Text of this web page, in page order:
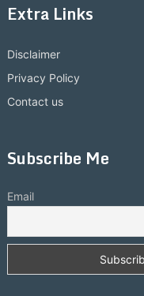
Extra Links
Disclaimer
Privacy Policy
Contact us
Subscribe Me
Email